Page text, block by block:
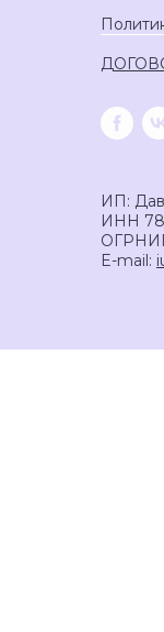
ИП:
ИНН
E-mail: